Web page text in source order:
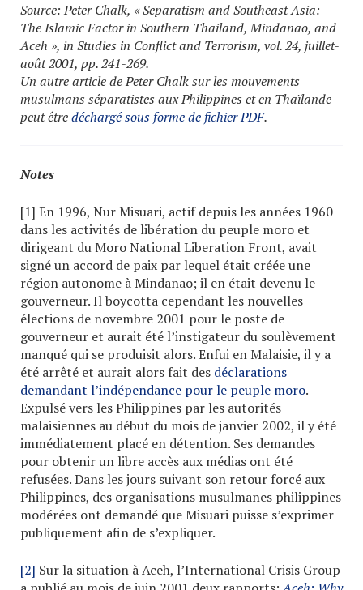
Source: Peter Chalk, « Separatism and Southeast Asia:
The Islamic Factor in Southern Thailand, Mindanao, and
Aceh », in Studies in Conflict and Terrorism, vol. 24, juillet-
août 2001, pp. 241-269.
Un autre article de Peter Chalk sur les mouvements
musulmans séparatistes aux Philippines et en Thaïlande
peut êtredéchargé sous forme de fichier PDF.
Notes
[1] En 1996, Nur Misuari, actif depuis les années 1960
dans les activités de libération du peuple moro et
dirigeant du Moro National Liberation Front, avait
signé un accord de paix par lequel était créée une
région autonome à Mindanao; il en était devenu le
gouverneur. Il boycotta cependant les nouvelles
élections de novembre 2001 pour le poste de
gouverneur et aurait été l’instigateur du soulèvement
manqué qui se produisit alors. Enfui en Malaisie, il y a
été arrêté et aurait alors fait des déclarations
demandant l’indépendance pour le peuple moro.
Expulsé vers les Philippines par les autorités
malaisiennes au début du mois de janvier 2002, il y été
immédiatement placé en détention. Ses demandes
pour obtenir un libre accès aux médias ont été
refusées. Dans les jours suivant son retour forcé aux
Philippines, des organisations musulmanes philippines
modérées ont demandé que Misuari puisse s’exprimer
publiquement afin de s’expliquer.
[2] Sur la situation à Aceh, l’International Crisis Group